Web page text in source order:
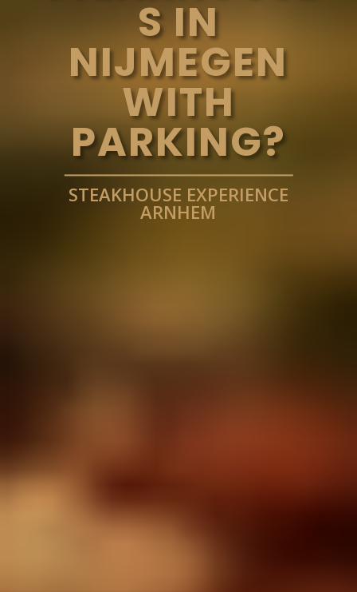
S IN
NIJMEGEN
WITH
PARKING?
STEAKHOUSE EXPERIENCE
ARNHEM